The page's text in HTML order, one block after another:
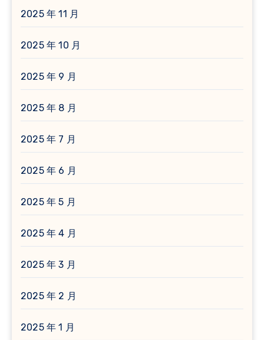
2025 年 11 月
2025 年 10 月
2025 年 9 月
2025 年 8 月
2025 年 7 月
2025 年 6 月
2025 年 5 月
2025 年 4 月
2025 年 3 月
2025 年 2 月
2025 年 1 月